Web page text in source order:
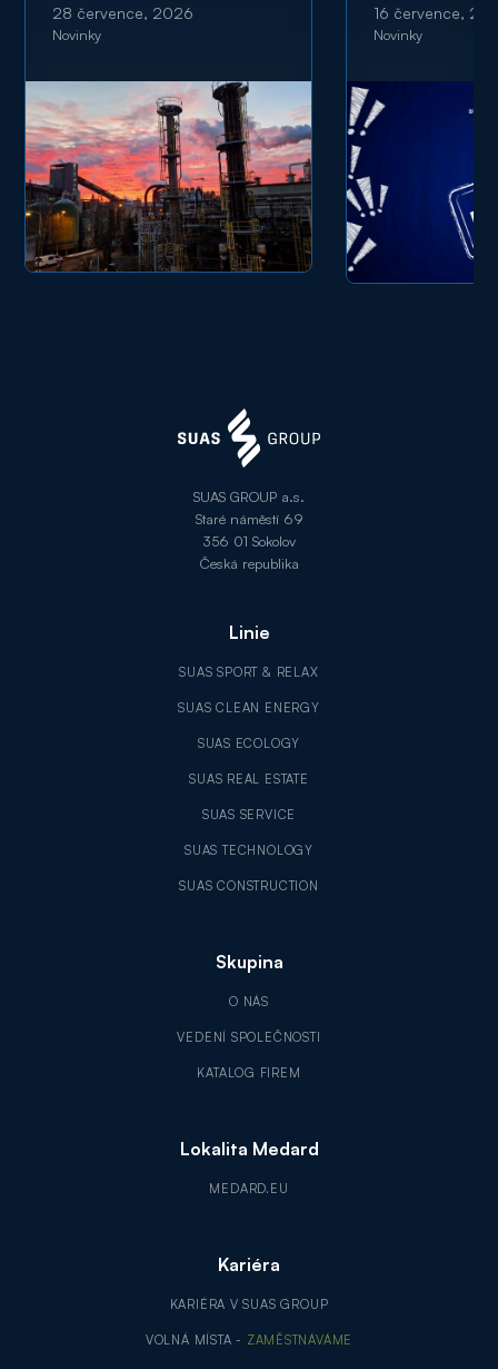
ekonomickou kondici
28 července, 2026
Novinky
a SUAS
16 července,
Novinky
SUAS GROUP a.s.
Staré náměstí 69
356 01 Sokolov
Česká republika
Linie
SUAS SPORT & RELAX
SUAS CLEAN ENERGY
SUAS ECOLOGY
SUAS REAL ESTATE
SUAS SERVICE
SUAS TECHNOLOGY
SUAS CONSTRUCTION
Skupina
O NÁS
VEDENÍ SPOLEČNOSTI
KATALOG FIREM
Lokalita Medard
MEDARD.EU
Kariéra
KARIÉRA V SUAS GROUP
VOLNÁ MÍSTA - ZAMĚSTNÁVÁME